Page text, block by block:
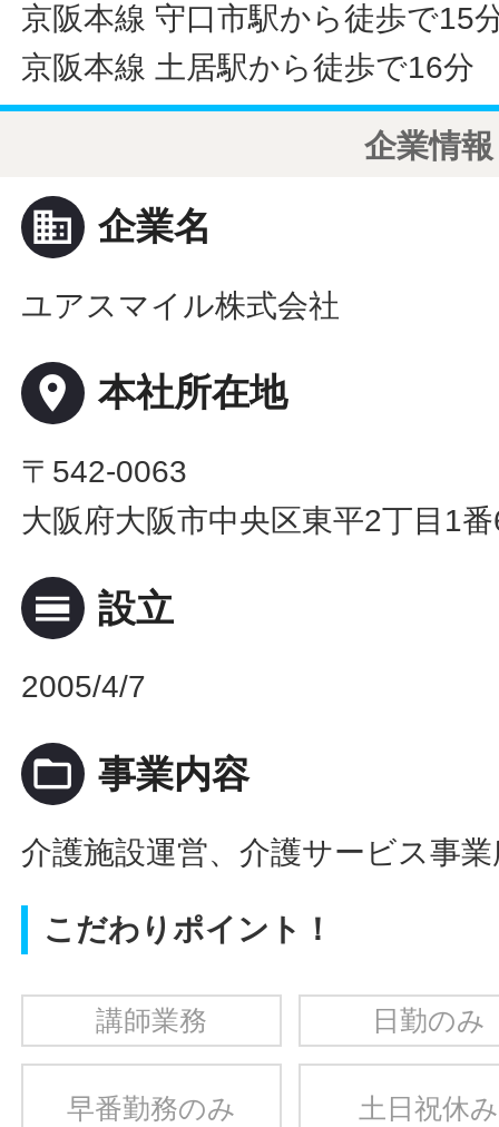
京阪本線 守口市駅から徒歩で15
京阪本線 土居駅から徒歩で16分
企業情報
business 企業名
ユアスマイル株式会社
place 本社所在地
〒542-0063
大阪府大阪市中央区東平2丁目1
calendar_view_day 設立
2005/4/7
folder_open 事業内容
介護施設運営、介護サービス事
こだわりポイント！
講師業務 日勤のみ
早番勤務のみ 土日祝休み